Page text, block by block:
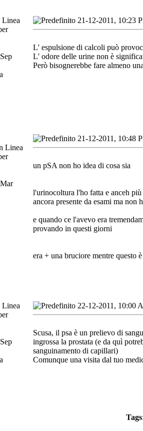
21-12-2011, 10:23
L' espulsione di calcoli può
L' odore delle urine non è
Però bisognerebbe fare almeno
21-12-2011, 10:48
un pSA non ho idea di cosa sia
l'urinocoltura l'ho fatta e anceh
ancora presente da esami ma
e quando ce l'avevo era
provando in questi giorni
era + una bruciore mentre questo
22-12-2011, 10:00
Scusa, il psa è un prelievo di
ingrossa la prostata (e da quì
sanguinamento di capillari)
Comunque una visita dal tuo
Tags